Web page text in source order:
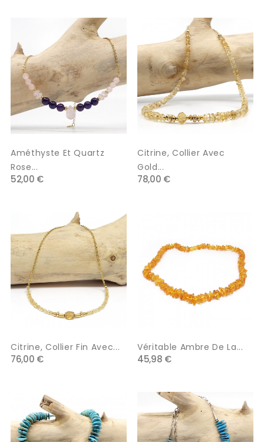
Améthyste Et Quartz
Rose...
52,00 €
Citrine, Collier Avec
Gold...
78,00 €
Citrine, Collier Fin Avec...
76,00 €
Véritable Ambre De La...
45,98 €